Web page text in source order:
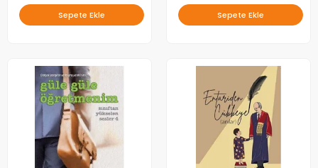
Sepete Ekle Sepete Ekle